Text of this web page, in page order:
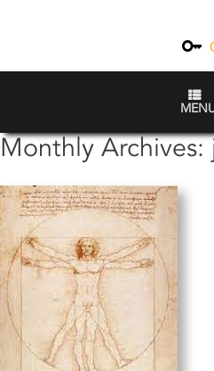
Monthly Archives: